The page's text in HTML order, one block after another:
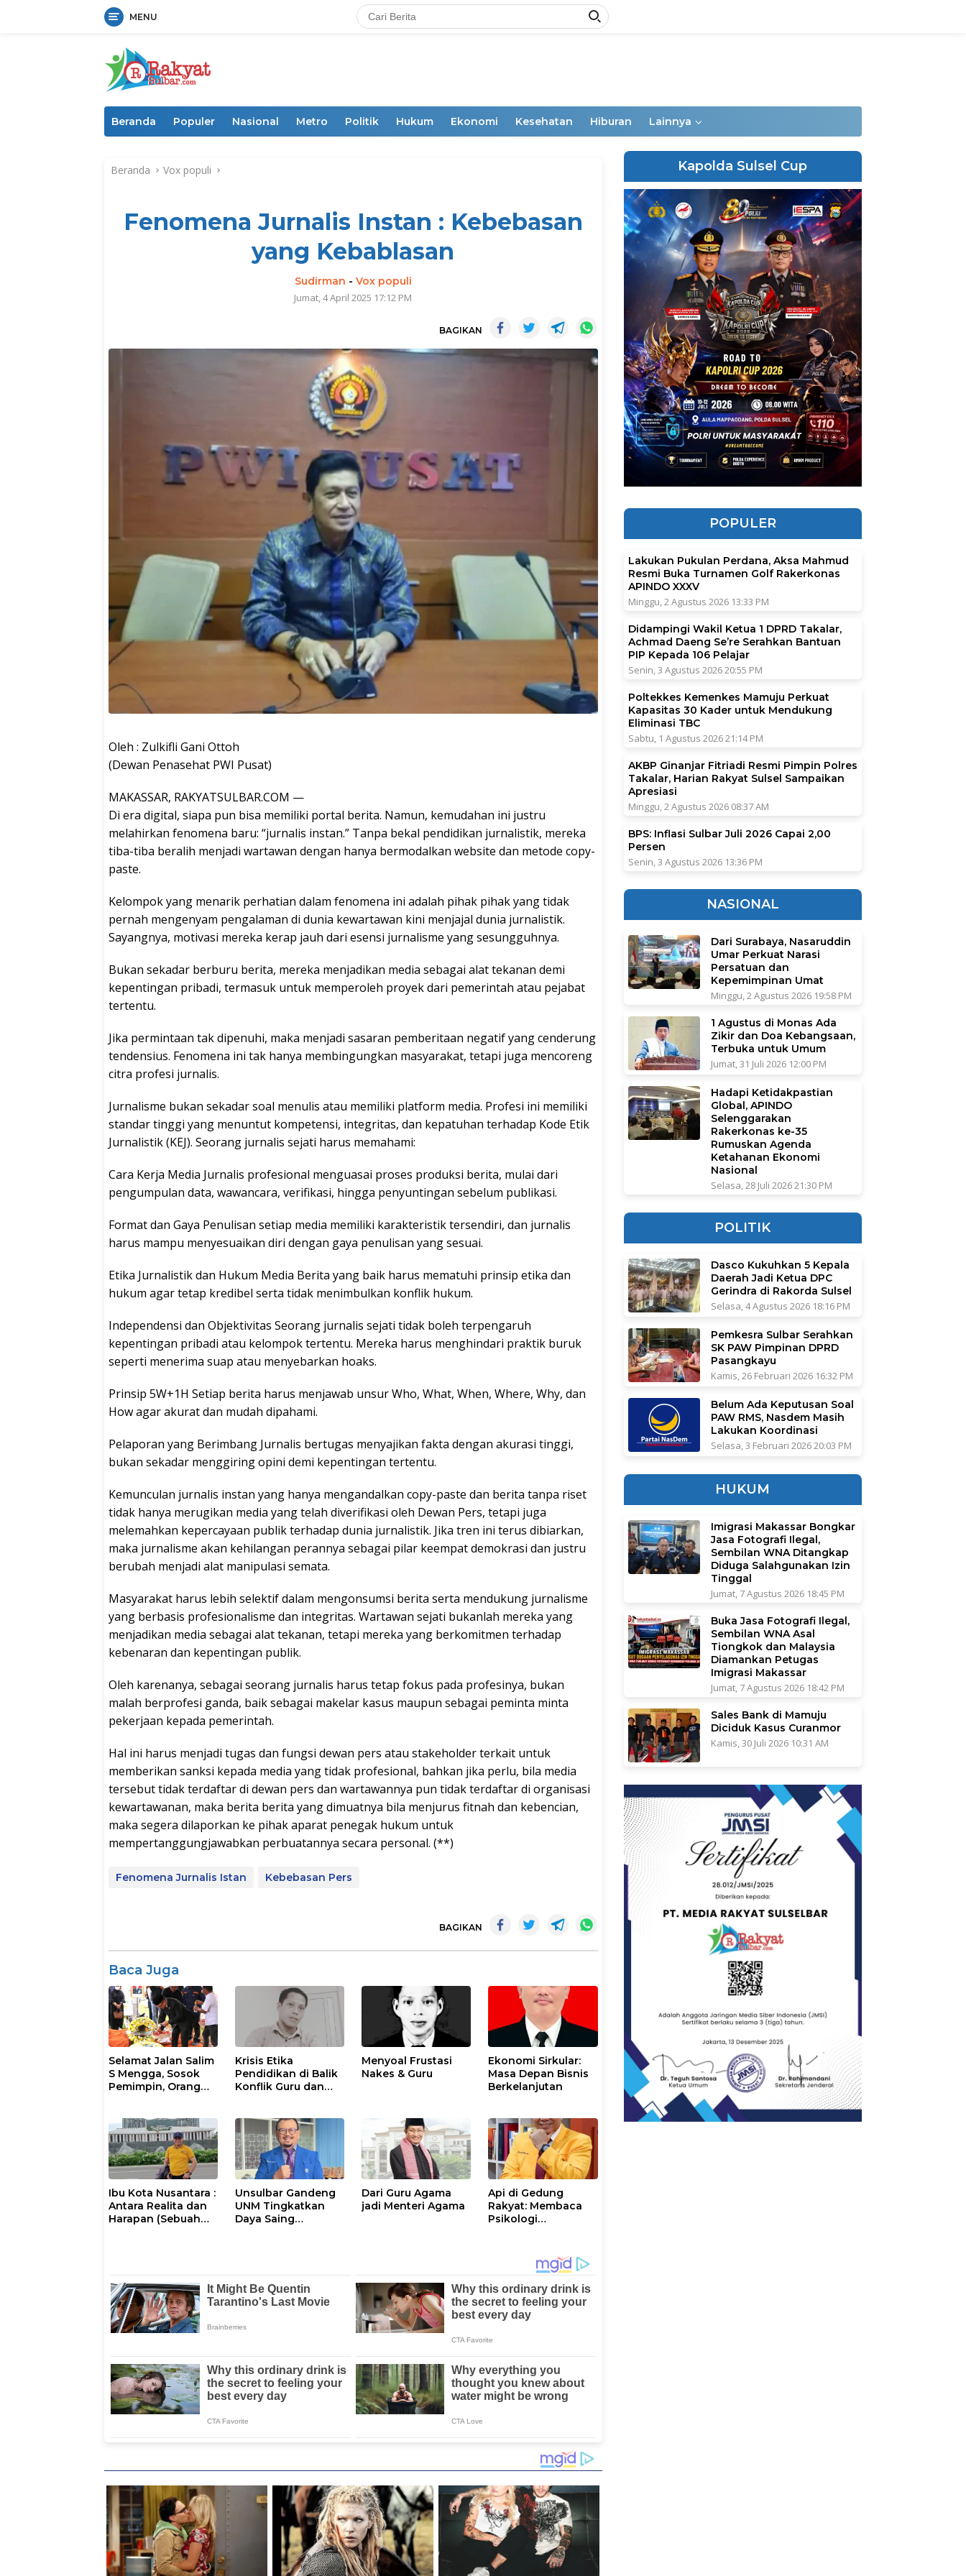
MENU
Beranda Populer Nasional Metro Politik Hukum Ekonomi Kesehatan Hiburan Lainnya
Beranda Vox populi
Fenomena Jurnalis Instan : Kebebasan
yang Kebablasan
Sudirman - Vox populi
Jumat, 4 April 2025 17:12 PM
BAGIKAN
Oleh : Zulkifli Gani Ottoh
(Dewan Penasehat PWI Pusat)
MAKASSAR, RAKYATSULBAR.COM —
Di era digital, siapa pun bisa memiliki portal berita. Namun, kemudahan ini justru
melahirkan fenomena baru: “jurnalis instan.” Tanpa bekal pendidikan jurnalistik, mereka
tiba-tiba beralih menjadi wartawan dengan hanya bermodalkan website dan metode copy-
paste.
Kelompok yang menarik perhatian dalam fenomena ini adalah pihak pihak yang tidak
pernah mengenyam pengalaman di dunia kewartawan kini menjajal dunia jurnalistik.
Sayangnya, motivasi mereka kerap jauh dari esensi jurnalisme yang sesungguhnya.
Bukan sekadar berburu berita, mereka menjadikan media sebagai alat tekanan demi
kepentingan pribadi, termasuk untuk memperoleh proyek dari pemerintah atau pejabat
tertentu.
Jika permintaan tak dipenuhi, maka menjadi sasaran pemberitaan negatif yang cenderung
tendensius. Fenomena ini tak hanya membingungkan masyarakat, tetapi juga mencoreng
citra profesi jurnalis.
Jurnalisme bukan sekadar soal menulis atau memiliki platform media. Profesi ini memiliki
standar tinggi yang menuntut kompetensi, integritas, dan kepatuhan terhadap Kode Etik
Jurnalistik (KEJ). Seorang jurnalis sejati harus memahami:
Cara Kerja Media Jurnalis profesional menguasai proses produksi berita, mulai dari
pengumpulan data, wawancara, verifikasi, hingga penyuntingan sebelum publikasi.
Format dan Gaya Penulisan setiap media memiliki karakteristik tersendiri, dan jurnalis
harus mampu menyesuaikan diri dengan gaya penulisan yang sesuai.
Etika Jurnalistik dan Hukum Media Berita yang baik harus mematuhi prinsip etika dan
hukum agar tetap kredibel serta tidak menimbulkan konflik hukum.
Independensi dan Objektivitas Seorang jurnalis sejati tidak boleh terpengaruh
kepentingan pribadi atau kelompok tertentu. Mereka harus menghindari praktik buruk
seperti menerima suap atau menyebarkan hoaks.
Prinsip 5W+1H Setiap berita harus menjawab unsur Who, What, When, Where, Why, dan
How agar akurat dan mudah dipahami.
Pelaporan yang Berimbang Jurnalis bertugas menyajikan fakta dengan akurasi tinggi,
bukan sekadar menggiring opini demi kepentingan tertentu.
Kemunculan jurnalis instan yang hanya mengandalkan copy-paste dan berita tanpa riset
tidak hanya merugikan media yang telah diverifikasi oleh Dewan Pers, tetapi juga
melemahkan kepercayaan publik terhadap dunia jurnalistik. Jika tren ini terus dibiarkan,
maka jurnalisme akan kehilangan perannya sebagai pilar keempat demokrasi dan justru
berubah menjadi alat manipulasi semata.
Masyarakat harus lebih selektif dalam mengonsumsi berita serta mendukung jurnalisme
yang berbasis profesionalisme dan integritas. Wartawan sejati bukanlah mereka yang
menjadikan media sebagai alat tekanan, tetapi mereka yang berkomitmen terhadap
kebenaran dan kepentingan publik.
Oleh karenanya, sebagai seorang jurnalis harus tetap fokus pada profesinya, bukan
malah berprofesi ganda, baik sebagai makelar kasus maupun sebagai peminta minta
pekerjaan kepada pemerintah.
Hal ini harus menjadi tugas dan fungsi dewan pers atau stakeholder terkait untuk
memberikan sanksi kepada media yang tidak profesional, bahkan jika perlu, bila media
tersebut tidak terdaftar di dewan pers dan wartawannya pun tidak terdaftar di organisasi
kewartawanan, maka berita berita yang dimuatnya bila menjurus fitnah dan kebencian,
maka segera dilaporkan ke pihak aparat penegak hukum untuk
mempertanggungjawabkan perbuatannya secara personal. (**)
Fenomena Jurnalis Istan Kebebasan Pers
BAGIKAN
Baca Juga
Selamat Jalan Salim
S Mengga, Sosok
Pemimpin, Orang
Krisis Etika
Pendidikan di Balik
Konflik Guru dan
Menyoal Frustasi
Nakes & Guru
Ekonomi Sirkular:
Masa Depan Bisnis
Berkelanjutan
Ibu Kota Nusantara :
Antara Realita dan
Harapan (Sebuah
Unsulbar Gandeng
UNM Tingkatkan
Daya Saing
Dari Guru Agama
jadi Menteri Agama
Api di Gedung
Rakyat: Membaca
Psikologi
Kapolda Sulsel Cup
POPULER
Lakukan Pukulan Perdana, Aksa Mahmud
Resmi Buka Turnamen Golf Rakerkonas
APINDO XXXV
Minggu, 2 Agustus 2026 13:33 PM
Didampingi Wakil Ketua 1 DPRD Takalar,
Achmad Daeng Se’re Serahkan Bantuan
PIP Kepada 106 Pelajar
Senin, 3 Agustus 2026 20:55 PM
Poltekkes Kemenkes Mamuju Perkuat
Kapasitas 30 Kader untuk Mendukung
Eliminasi TBC
Sabtu, 1 Agustus 2026 21:14 PM
AKBP Ginanjar Fitriadi Resmi Pimpin Polres
Takalar, Harian Rakyat Sulsel Sampaikan
Apresiasi
Minggu, 2 Agustus 2026 08:37 AM
BPS: Inflasi Sulbar Juli 2026 Capai 2,00
Persen
Senin, 3 Agustus 2026 13:36 PM
NASIONAL
Dari Surabaya, Nasaruddin
Umar Perkuat Narasi
Persatuan dan
Kepemimpinan Umat
Minggu, 2 Agustus 2026 19:58 PM
1 Agustus di Monas Ada
Zikir dan Doa Kebangsaan,
Terbuka untuk Umum
Jumat, 31 Juli 2026 12:00 PM
Hadapi Ketidakpastian
Global, APINDO
Selenggarakan
Rakerkonas ke-35
Rumuskan Agenda
Ketahanan Ekonomi
Nasional
Selasa, 28 Juli 2026 21:30 PM
POLITIK
Dasco Kukuhkan 5 Kepala
Daerah Jadi Ketua DPC
Gerindra di Rakorda Sulsel
Selasa, 4 Agustus 2026 18:16 PM
Pemkesra Sulbar Serahkan
SK PAW Pimpinan DPRD
Pasangkayu
Kamis, 26 Februari 2026 16:32 PM
Belum Ada Keputusan Soal
PAW RMS, Nasdem Masih
Lakukan Koordinasi
Selasa, 3 Februari 2026 20:03 PM
HUKUM
Imigrasi Makassar Bongkar
Jasa Fotografi Ilegal,
Sembilan WNA Ditangkap
Diduga Salahgunakan Izin
Tinggal
Jumat, 7 Agustus 2026 18:45 PM
Buka Jasa Fotografi Ilegal,
Sembilan WNA Asal
Tiongkok dan Malaysia
Diamankan Petugas
Imigrasi Makassar
Jumat, 7 Agustus 2026 18:42 PM
Sales Bank di Mamuju
Diciduk Kasus Curanmor
Kamis, 30 Juli 2026 10:31 AM